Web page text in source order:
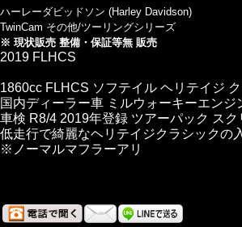
ハーレーダビッドソン (Harley Davidson)
TwinCam その他/ツーリングシリーズ
※ 現状販売 整備・保証等無 販売
2019 FLHCS
1860cc FLHCS ソフテイル ヘリテイジ
国内ディーラー車 ミルウォーキーエンジ
車検 R8/4 2019年登録 ツアーパック スク
低走行で綺麗なヘリテイジクラシックの
※ノーマルマフラーアリ